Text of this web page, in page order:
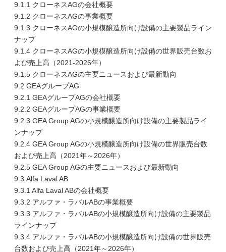
9.1.1 クローネスAGの会社概要
9.1.2 クローネスAGの事業概要
9.1.3 クローネスAGの小規模醸造所向け設備の主要製品ライン
ナップ
9.1.4 クローネスAGの小規模醸造所向け設備の世界販売台数お
よび売上高（2021-2026年）
9.1.5 クローネスAGの主要ニュースおよび最新動向
9.2 GEAグループAG
9.2.1 GEAグループAGの会社概要
9.2.2 GEAグループAGの事業概要
9.2.3 GEA Group AGの小規模醸造所向け設備の主要製品ライ
ンナップ
9.2.4 GEA Group AGの小規模醸造所向け設備の世界販売台数
および売上高（2021年～2026年）
9.2.5 GEA Group AGの主要ニュースおよび最新動向
9.3 Alfa Laval AB
9.3.1 Alfa Laval ABの会社概要
9.3.2 アルファ・ラバルABの事業概要
9.3.3 アルファ・ラバルABの小規模醸造所向け設備の主要製品
ラインナップ
9.3.4 アルファ・ラバルABの小規模醸造所向け設備の世界販売
台数および売上高（2021年～2026年）